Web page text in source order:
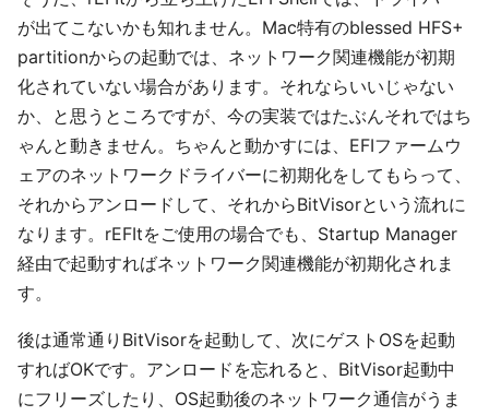
が出てこないかも知れません。Mac特有のblessed HFS+
partitionからの起動では、ネットワーク関連機能が初期
化されていない場合があります。それならいいじゃない
か、と思うところですが、今の実装ではたぶんそれではち
ゃんと動きません。ちゃんと動かすには、EFIファームウ
ェアのネットワークドライバーに初期化をしてもらって、
それからアンロードして、それからBitVisorという流れに
なります。rEFItをご使用の場合でも、Startup Manager
経由で起動すればネットワーク関連機能が初期化されま
す。
後は通常通りBitVisorを起動して、次にゲストOSを起動
すればOKです。アンロードを忘れると、BitVisor起動中
にフリーズしたり、OS起動後のネットワーク通信がうま